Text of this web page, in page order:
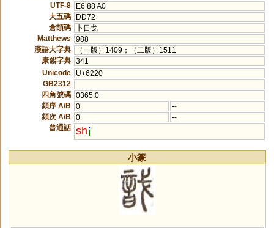
UTF-8
E6 88 A0
大五碼
DD72
倉頡碼
卜日戈
Matthews
988
漢語大字典
（一版）1409；（二版）1511
康熙字典 341
Unicode
U+6220
GB2312
四角號碼 0365.0
頻序 A/B
0
--
頻次 A/B
0
--
普通話 sh
小篆